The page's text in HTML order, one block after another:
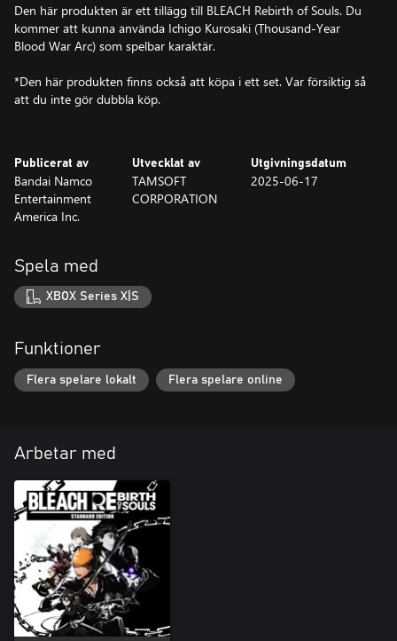
Den här produkten är ett tillägg till BLEACH Rebirth of Souls. Du
kommer att kunna använda Ichigo Kurosaki (Thousand-Year
Blood War Arc) som spelbar karaktär.
*Den här produkten finns också att köpa i ett set. Var försiktig så
att du inte gör dubbla köp.
Publicerat av
Bandai Namco
Entertainment
America Inc.
Utvecklat av
TAMSOFT
CORPORATION
Utgivningsdatum
2025-06-17
Spela med
XBOX Series X|S
Funktioner
Flera spelare lokalt Flera spelare online
Arbetar med